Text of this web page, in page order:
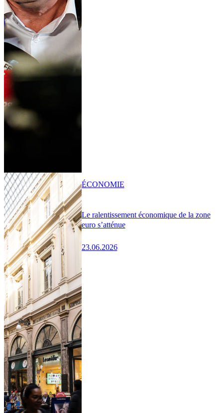
Le ralentissement économique de la zone
euro s’atténue
23.06.2026
ÉCONOMIE